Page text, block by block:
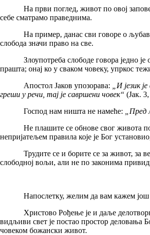
На први поглед, живот по овој
себе сматрамо праведнима.
На пример, данас сви говоре о љубави и
слобода значи право на све.
Злоупотреба слободе говора једно је од
прашта; онај ко у сваком човеку, упркос
Апостол Јаков упозорава: „И језик
греши у речи, тај је савршени човек“ (Јак.
Господ нам ништа не намеће:
Не плашите се обнове свог живота по
непријатељем правила које је Бог
Трудите се и борите се за живот, за
слободној вољи, али не по законима
Напослетку, желим да вам кажем још
Христово Рођење је и даље делотворна
видљиви свет је постао простор деловања
човеком божански живот.